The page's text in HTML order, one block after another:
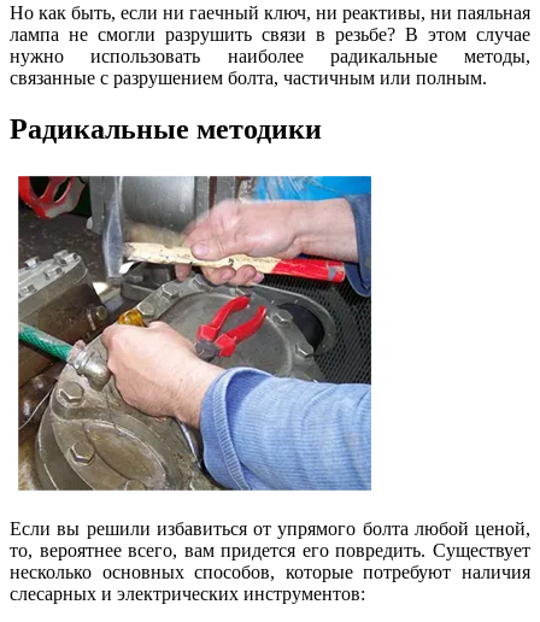
Но как быть, если ни гаечный ключ, ни реактивы, ни паяльная
лампа не смогли разрушить связи в резьбе? В этом случае
нужно использовать наиболее радикальные методы,
связанные с разрушением болта, частичным или полным.
Радикальные методики
Если вы решили избавиться от упрямого болта любой ценой,
то, вероятнее всего, вам придется его повредить. Существует
несколько основных способов, которые потребуют наличия
слесарных и электрических инструментов: